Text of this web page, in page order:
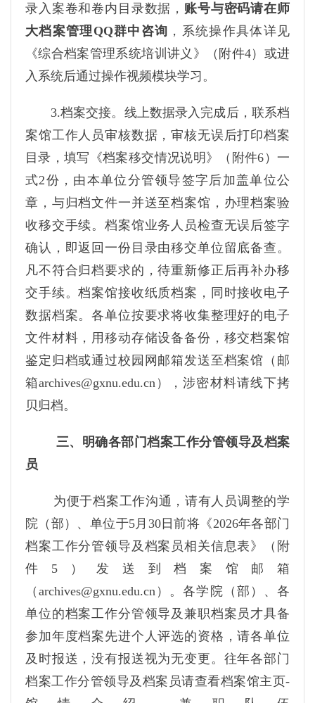
录入案卷和卷内目录数据， 账号与密码请在师
大档案管理QQ群中咨询 ，系统操作具体详见
《综合档案管理系统培训讲义》（附件4）或进
入系统后通过操作视频模块学习。
3.档案交接。线上数据录入完成后，联系档
案馆工作人员审核数据，审核无误后打印档案
目录，填写《档案移交情况说明》（附件6）一
式2份，由本单位分管领导签字后加盖单位公
章，与归档文件一并送至档案馆，办理档案验
收移交手续。档案馆业务人员检查无误后签字
确认，即返回一份目录由移交单位留底备查。
凡不符合归档要求的，待重新修正后再补办移
交手续。档案馆接收纸质档案，同时接收电子
数据档案。各单位按要求将收集整理好的电子
文件材料，用移动存储设备备份，移交档案馆
鉴定归档或通过校园网邮箱发送至档案馆（邮
箱archives@gxnu.edu.cn），涉密材料请线下拷
贝归档。
三、明确各部门档案工作分管领导及档案
员
为便于档案工作沟通，请有人员调整的学
院（部）、单位于5月30日前将《2026年各部门
档案工作分管领导及档案员相关信息表》（附
件5）发送到档案馆邮箱
（archives@gxnu.edu.cn）。各学院（部）、各
单位的档案工作分管领导及兼职档案员才具备
参加年度档案先进个人评选的资格，请各单位
及时报送，没有报送视为无变更。往年各部门
档案工作分管领导及档案员请查看档案馆主页-